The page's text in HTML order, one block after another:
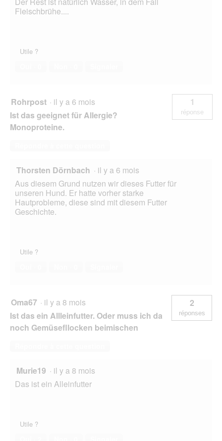
Fleischbrühe....
Utile ?
Rohrpost · il y a 6 mois
Ist das geeignet für Allergie?
Monoproteine.
1
réponse
Thorsten Dörnbach · il y a 6 mois
Aus diesem Grund nutzen wir dieses Futter für
unseren Hund. Er hatte vorher starke
Hautprobleme, diese sind mit diesem Futter
Geschichte.
Utile ?
Oma67 · il y a 8 mois
Ist das ein Allleinfutter. Oder muss ich da
noch Gemüsefllocken beimischen
2
réponses
Murie19 · il y a 8 mois
Das ist ein Alleinfutter
Utile ?